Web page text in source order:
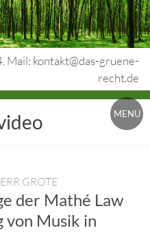
Mail: kontakt@das-gruene-
recht.de
MENU
GROTE
der Mathé Law
von Musik in